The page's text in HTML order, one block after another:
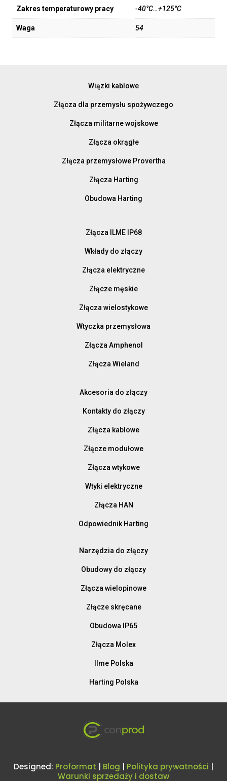
Zakres temperaturowy pracy -40°C…+125°C
Waga 54
Wiązki kablowe
Złącza dla przemysłu spożywczego
Złącza militarne wojskowe
Złącza okrągłe
Złącza przemysłowe Provertha
Złącza Harting
Obudowa Harting
Złącza ILME IP68
Wkłady do złączy
Złącza elektryczne
Złącze męskie
Złącza wielostykowe
Wtyczka przemysłowa
Złącza Amphenol
Złącza Wieland
Akcesoria do złączy
Kontakty do złączy
Złącza kablowe
Złącze modułowe
Złącza wtykowe
Wtyki elektryczne
Złącza HAN
Odpowiednik Harting
Narzędzia do złączy
Obudowy do złączy
Złącza wielopinowe
Złącze skręcane
Obudowa IP65
Złącza Molex
Ilme Polska
Harting Polska
Designed: Proformat Blog Polityka prywatności
Warunki sprzedaży i dostaw